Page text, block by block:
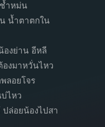
ำหม่น
น้ำตาตกใน
องย่าน อีหลี
องมาหวั่นไหว
ลอยโจร
ไหว
ปล่อยน้องไปสา